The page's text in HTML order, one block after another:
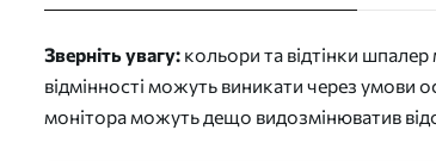
Зверніть увагу: кольори та відтінки
відмінності можуть виникати через умови
монітора можуть дещо видозмінюватив